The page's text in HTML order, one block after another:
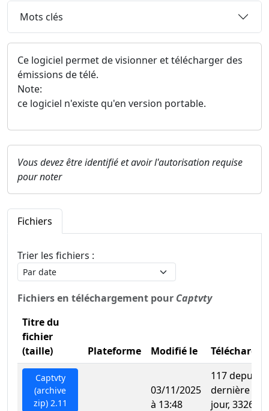
Mots clés
Ce logiciel permet de visionner et télécharger des
émissions de télé.
Note:
ce logiciel n'existe qu'en version portable.
Vous devez être identifié et avoir l'autorisation requise
pour noter
Fichiers
Trier les fichiers :
Fichiers en téléchargement pour Captvty
Titre du
fichier
(taille)
Plateforme Modifié le
Captvty
(archive
zip) 2.11
03/11/2025
à 13:48
117 depuis
dernière
jour, 33265